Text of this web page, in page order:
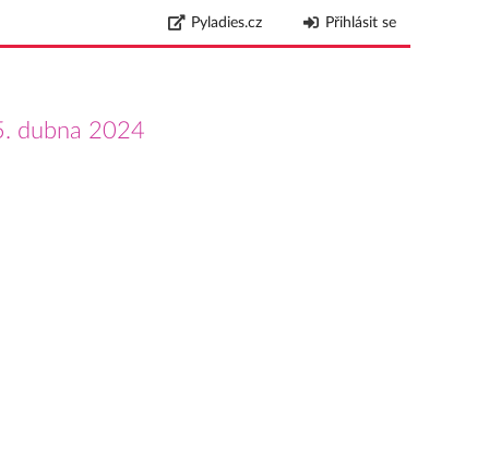
Pyladies.cz Přihlásit se
dubna 2024